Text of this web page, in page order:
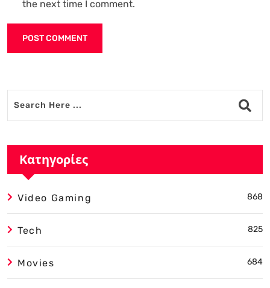
the next time I comment.
Κατηγορίες
Video Gaming 868
Tech 825
Movies 684